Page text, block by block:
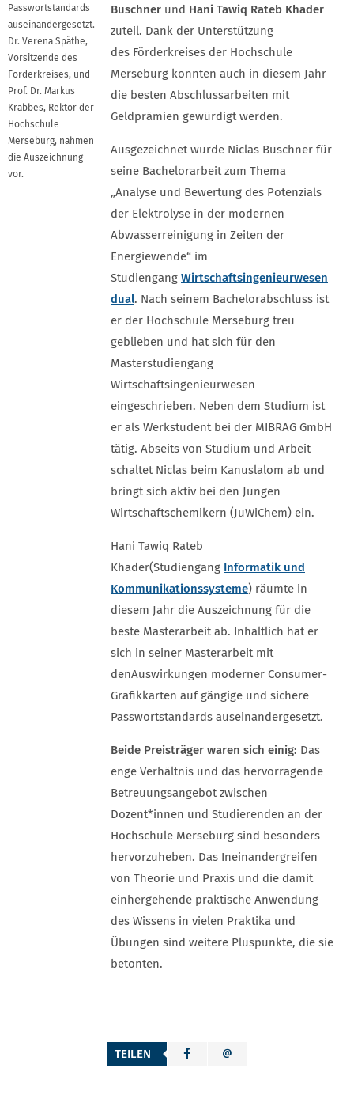
Passwortstandards
auseinandergesetzt.
Dr. Verena Späthe,
Vorsitzende des
Förderkreises, und
Prof. Dr. Markus
Krabbes, Rektor der
Hochschule
Merseburg, nahmen
die Auszeichnung
vor.
Buschner und Hani Tawiq Rateb Khader
zuteil. Dank der Unterstützung
des Förderkreises der Hochschule
Merseburg konnten auch in diesem Jahr
die besten Abschlussarbeiten mit
Geldprämien gewürdigt werden.
Ausgezeichnet wurde Niclas Buschner für
seine Bachelorarbeit zum Thema
„Analyse und Bewertung des Potenzials
der Elektrolyse in der modernen
Abwasserreinigung in Zeiten der
Energiewende“ im
Studiengang Wirtschaftsingenieurwesen
dual. Nach seinem Bachelorabschluss ist
er der Hochschule Merseburg treu
geblieben und hat sich für den
Masterstudiengang
Wirtschaftsingenieurwesen
eingeschrieben. Neben dem Studium ist
er als Werkstudent bei der MIBRAG GmbH
tätig. Abseits von Studium und Arbeit
schaltet Niclas beim Kanuslalom ab und
bringt sich aktiv bei den Jungen
Wirtschaftschemikern (JuWiChem) ein.
Hani Tawiq Rateb
Khader(Studiengang Informatik und
Kommunikationssysteme) räumte in
diesem Jahr die Auszeichnung für die
beste Masterarbeit ab. Inhaltlich hat er
sich in seiner Masterarbeit mit
denAuswirkungen moderner Consumer-
Grafikkarten auf gängige und sichere
Passwortstandards auseinandergesetzt.
Beide Preisträger waren sich einig: Das
enge Verhältnis und das hervorragende
Betreuungsangebot zwischen
Dozent*innen und Studierenden an der
Hochschule Merseburg sind besonders
hervorzuheben. Das Ineinandergreifen
von Theorie und Praxis und die damit
einhergehende praktische Anwendung
des Wissens in vielen Praktika und
Übungen sind weitere Pluspunkte, die sie
betonten.
TEILEN